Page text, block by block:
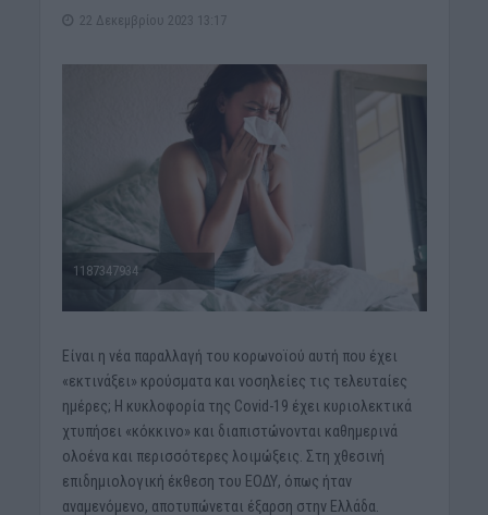
22 Δεκεμβρίου 2023 13:17
1187347934
Είναι η νέα παραλλαγή του κορωνοϊού αυτή που έχει
«εκτινάξει» κρούσματα και νοσηλείες τις τελευταίες
ημέρες; Η κυκλοφορία της Covid-19 έχει κυριολεκτικά
χτυπήσει «κόκκινο» και διαπιστώνονται καθημερινά
ολοένα και περισσότερες λοιμώξεις. Στη χθεσινή
επιδημιολογική έκθεση του ΕΟΔΥ, όπως ήταν
αναμενόμενο, αποτυπώνεται έξαρση στην Ελλάδα.